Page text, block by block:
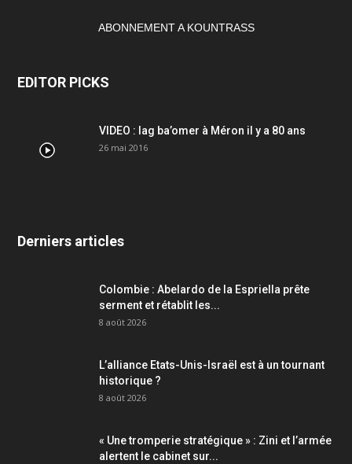
ABONNEMENT A KOUNTRASS
EDITOR PICKS
VIDEO : lag ba’omer à Méron il y a 80 ans
26 mai 2016
Derniers articles
Colombie : Abelardo de la Espriella prête
serment et rétablit les...
8 août 2026
L’alliance Etats-Unis-Israël est à un tournant
historique ?
8 août 2026
« Une tromperie stratégique » : Zini et l’armée
alertent le cabinet sur...